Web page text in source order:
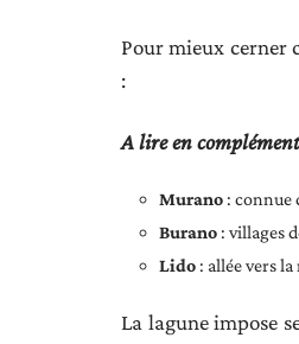
Pour mieux cerner
:
A lire en
Murano : connue
Burano : villages
Lido : allée vers
La lagune impose